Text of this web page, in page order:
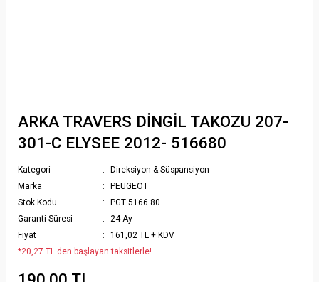
ARKA TRAVERS DİNGİL TAKOZU 207-
301-C ELYSEE 2012- 516680
Kategori
Direksiyon & Süspansiyon
Marka
PEUGEOT
Stok Kodu
PGT 5166.80
Garanti Süresi
24 Ay
Fiyat
161,02 TL + KDV
*20,27 TL den başlayan taksitlerle!